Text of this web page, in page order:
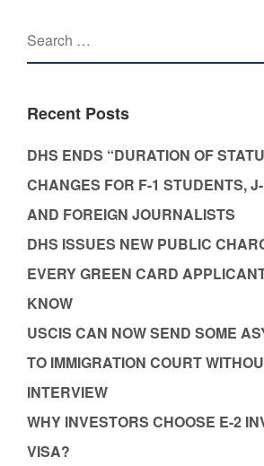
Recent Posts
DHS ENDS “DURATION OF
CHANGES FOR F-1 STUDENTS,
AND FOREIGN JOURNALISTS
DHS ISSUES NEW PUBLIC
EVERY GREEN CARD
KNOW
USCIS CAN NOW SEND SOME
TO IMMIGRATION COURT
INTERVIEW
WHY INVESTORS CHOOSE E-2
VISA?